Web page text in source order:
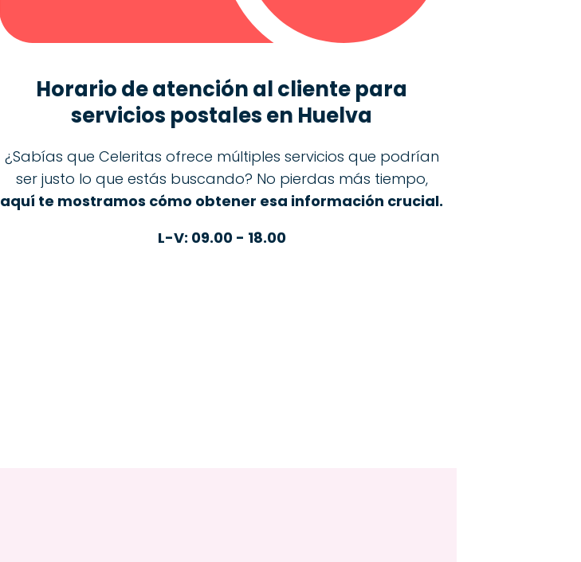
Horario de atención al cliente para
servicios postales en Huelva
¿Sabías que Celeritas ofrece múltiples servicios que podrían
ser justo lo que estás buscando? No pierdas más tiempo,
aquí te mostramos cómo obtener esa información crucial.
L-V: 09.00 - 18.00